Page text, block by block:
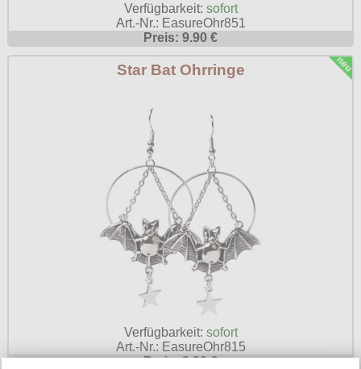
Verfügbarkeit: sofort
Art.-Nr.: EasureOhr851
Preis: 9.90 €
Star Bat Ohrringe
Verfügbarkeit: sofort
Art.-Nr.: EasureOhr815
Preis: 9.90 €